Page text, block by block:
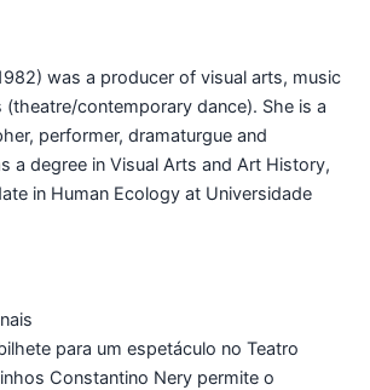
was a producer of visual arts, music
contemporary dance). She is a
performer, dramaturgue and
a degree in Visual Arts and Art History,
in Human Ecology at Universidade
para um espetáculo no Teatro
Constantino Nery permite o